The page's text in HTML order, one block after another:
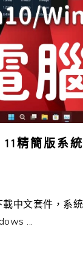
精簡版系統
中文套件，系
...